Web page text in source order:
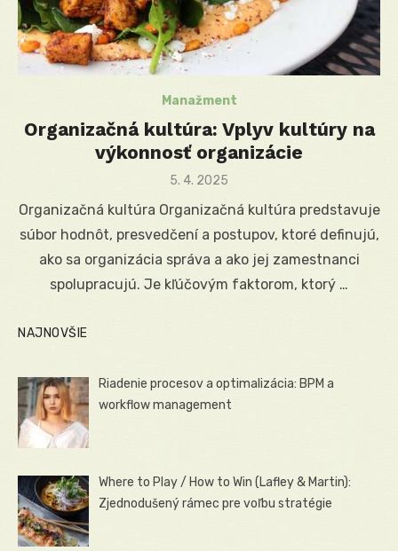
Manažment
Organizačná kultúra: Vplyv kultúry na
výkonnosť organizácie
Posted
5. 4. 2025
Organizačná kultúra Organizačná kultúra predstavuje
súbor hodnôt, presvedčení a postupov, ktoré definujú,
ako sa organizácia správa a ako jej zamestnanci
spolupracujú. Je kľúčovým faktorom, ktorý …
NAJNOVŠIE
Riadenie procesov a optimalizácia: BPM a
workflow management
Where to Play / How to Win (Lafley & Martin):
Zjednodušený rámec pre voľbu stratégie